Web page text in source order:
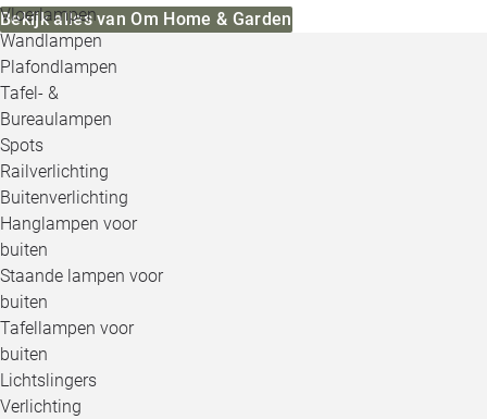
Vloerlampen
Wandlampen
Plafondlampen
Tafel- &
Bureaulampen
Spots
Railverlichting
Buitenverlichting
Hanglampen voor
buiten
Staande lampen voor
buiten
Tafellampen voor
buiten
Lichtslingers
Verlichting
Bekijk alles van Om Home & Garden